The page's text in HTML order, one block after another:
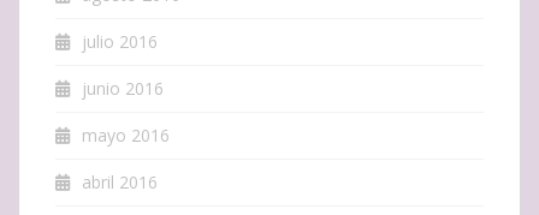
julio 2016
junio 2016
mayo 2016
abril 2016